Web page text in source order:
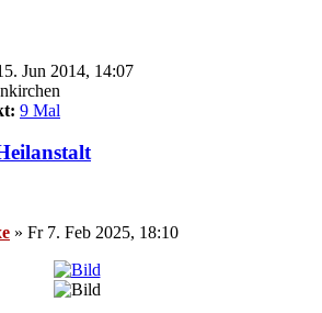
Jun 2014, 14:07
9 Mal
» Fr 7. Feb 2025, 18:10